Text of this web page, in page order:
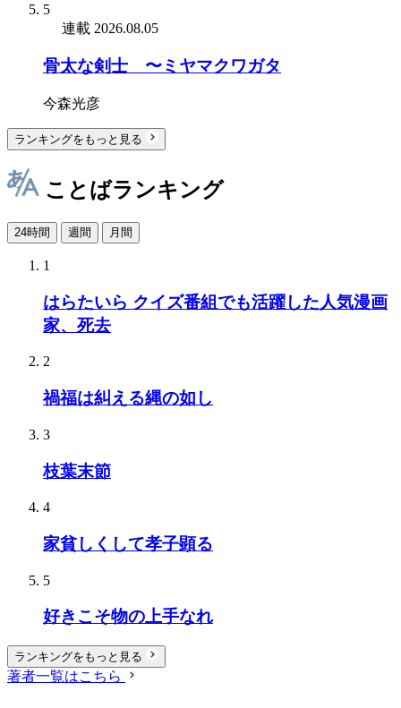
5
連載 2026.08.05
骨太な剣士 〜ミヤマクワガタ
今森光彦
ランキングをもっと見る
ことばランキング
24時間 週間 月間
1
はらたいら クイズ番組でも活躍した人気漫画
家、死去
2
禍福は糾える縄の如し
3
枝葉末節
4
家貧しくして孝子顕る
5
好きこそ物の上手なれ
ランキングをもっと見る
著者一覧はこちら